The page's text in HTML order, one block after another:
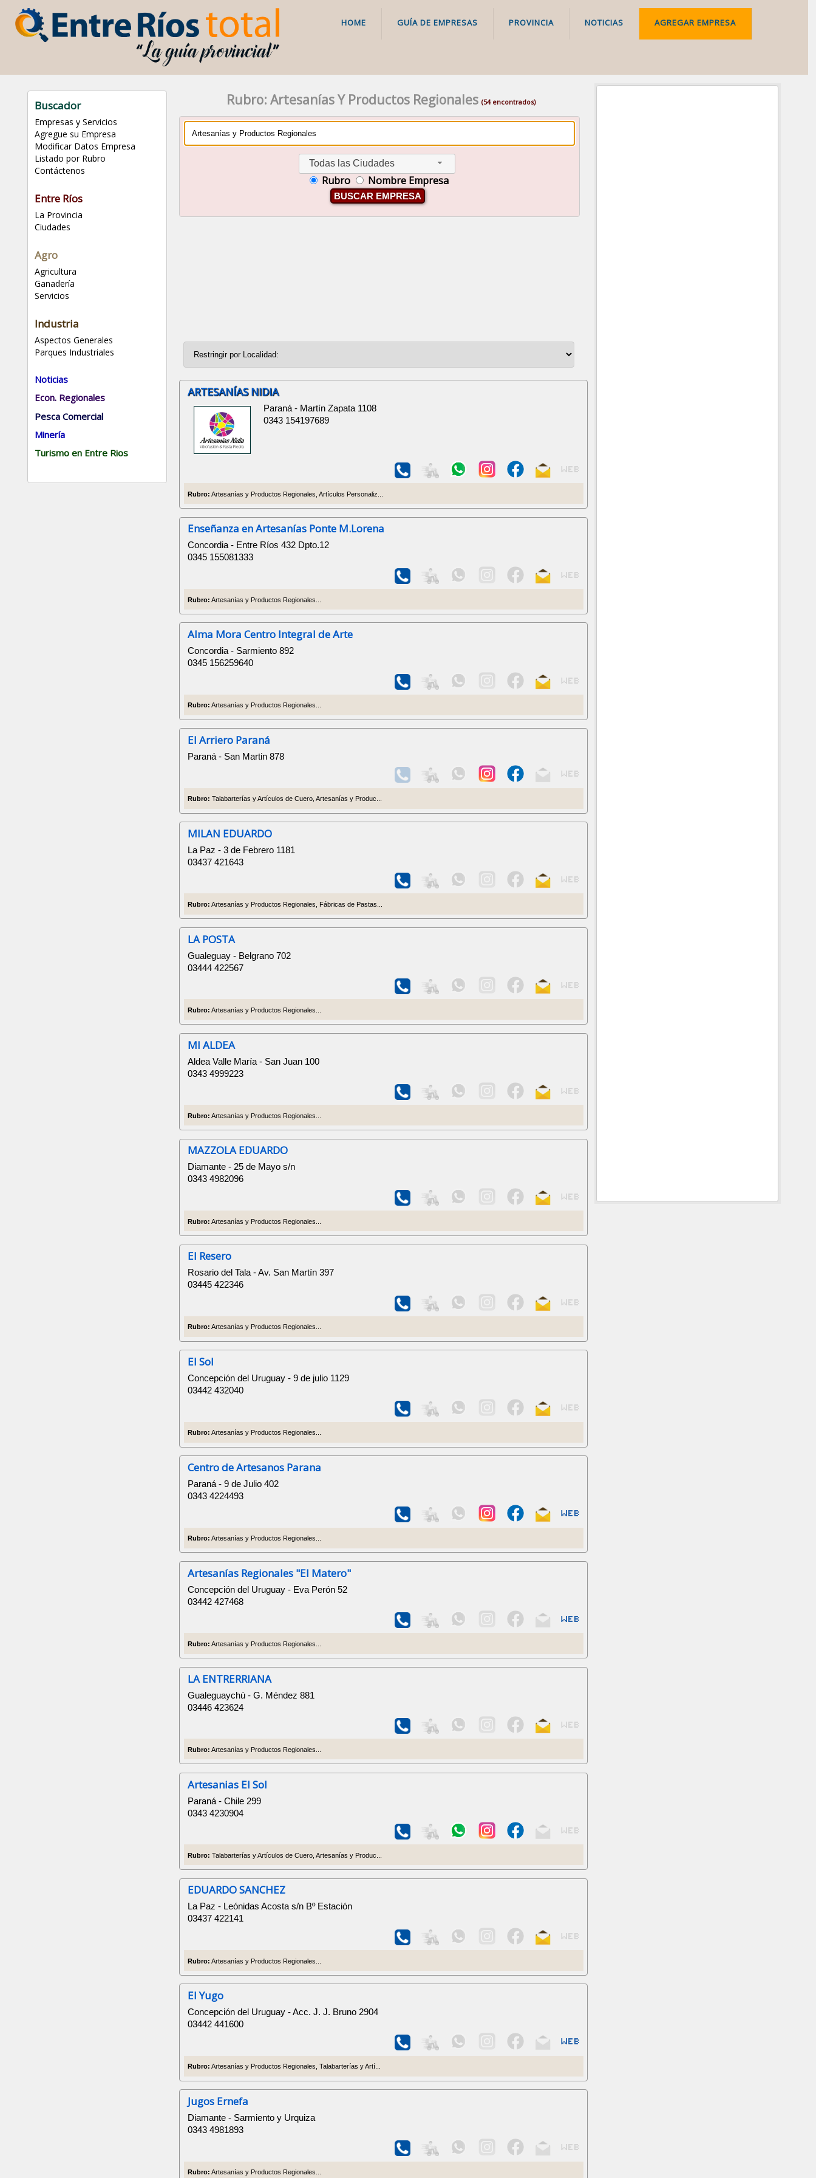
HOME GUÍA DE EMPRESAS PROVINCIA NOTICIAS AGREGAR EMPRESA
Buscador
Empresas y Servicios
Agregue su Empresa
Modificar Datos Empresa
Listado por Rubro
Contáctenos
Entre Ríos
La Provincia
Ciudades
Agro
Agricultura
Ganadería
Servicios
Industria
Aspectos Generales
Parques Industriales
Noticias
Econ. Regionales
Pesca Comercial
Minería
Turismo en Entre Rios
Rubro: Artesanías Y Productos Regionales (54 encontrados)
Todas las Ciudades
Rubro Nombre Empresa
BUSCAR EMPRESA
ARTESANÍAS NIDIA
Paraná - Martín Zapata 1108
0343 154197689
Rubro: Artesanías y Productos Regionales, Artículos Personaliz...
Enseñanza en Artesanías Ponte M.Lorena
Concordia - Entre Ríos 432 Dpto.12
0345 155081333
Rubro: Artesanías y Productos Regionales...
Alma Mora Centro Integral de Arte
Concordia - Sarmiento 892
0345 156259640
Rubro: Artesanías y Productos Regionales...
El Arriero Paraná
Paraná - San Martin 878
Rubro: Talabarterías y Artículos de Cuero, Artesanías y Produc...
MILAN EDUARDO
La Paz - 3 de Febrero 1181
03437 421643
Rubro: Artesanías y Productos Regionales, Fábricas de Pastas...
LA POSTA
Gualeguay - Belgrano 702
03444 422567
Rubro: Artesanías y Productos Regionales...
MI ALDEA
Aldea Valle María - San Juan 100
0343 4999223
Rubro: Artesanías y Productos Regionales...
MAZZOLA EDUARDO
Diamante - 25 de Mayo s/n
0343 4982096
Rubro: Artesanías y Productos Regionales...
El Resero
Rosario del Tala - Av. San Martín 397
03445 422346
Rubro: Artesanías y Productos Regionales...
El Sol
Concepción del Uruguay - 9 de julio 1129
03442 432040
Rubro: Artesanías y Productos Regionales...
Centro de Artesanos Parana
Paraná - 9 de Julio 402
0343 4224493
Rubro: Artesanías y Productos Regionales...
Artesanías Regionales "El Matero"
Concepción del Uruguay - Eva Perón 52
03442 427468
Rubro: Artesanías y Productos Regionales...
LA ENTRERRIANA
Gualeguaychú - G. Méndez 881
03446 423624
Rubro: Artesanías y Productos Regionales...
Artesanias El Sol
Paraná - Chile 299
0343 4230904
Rubro: Talabarterías y Artículos de Cuero, Artesanías y Produc...
EDUARDO SANCHEZ
La Paz - Leónidas Acosta s/n Bº Estación
03437 422141
Rubro: Artesanías y Productos Regionales...
El Yugo
Concepción del Uruguay - Acc. J. J. Bruno 2904
03442 441600
Rubro: Artesanías y Productos Regionales, Talabarterías y Artí...
Jugos Ernefa
Diamante - Sarmiento y Urquiza
0343 4981893
Rubro: Artesanías y Productos Regionales...